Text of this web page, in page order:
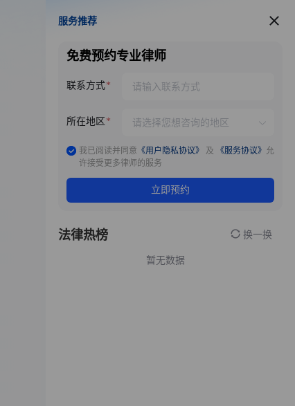
服务推荐
服务推荐
免费预约专业律师
联系方式
所在地区
我已阅读并同意 《用户隐私协议》 及 《服务协议》 允
许接受更多律师的服务
立即预约
法律热榜 换一换
暂无数据